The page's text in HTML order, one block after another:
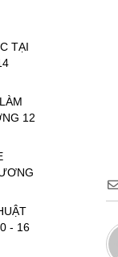
TẠI
12
- 16